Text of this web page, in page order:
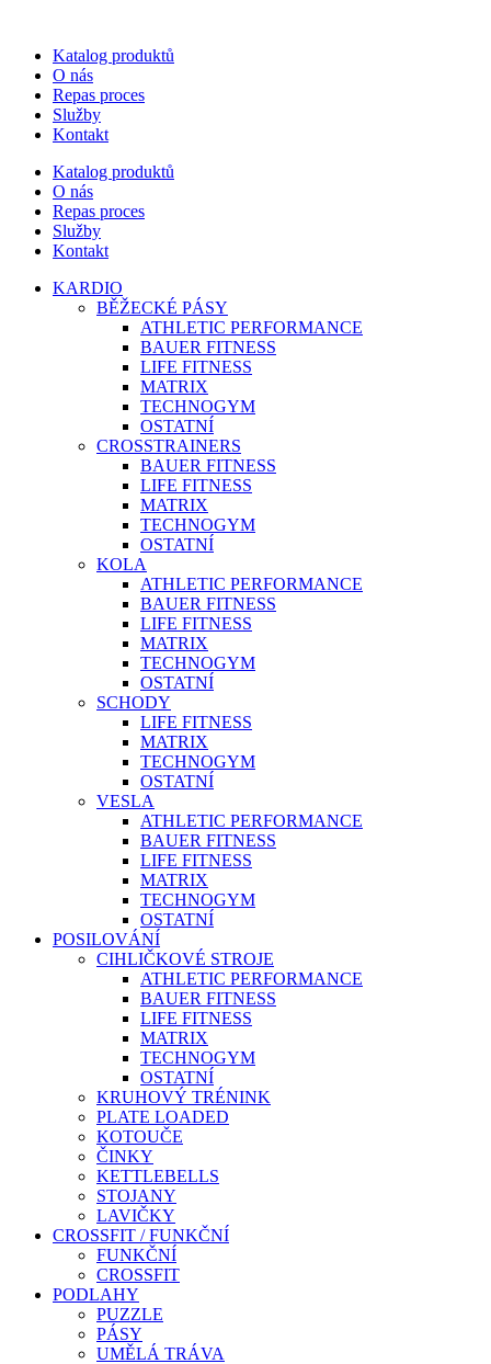
Katalog produktů
O nás
Repas proces
Služby
Kontakt
Katalog produktů
O nás
Repas proces
Služby
Kontakt
KARDIO
BĚŽECKÉ PÁSY
ATHLETIC PERFORMANCE
BAUER FITNESS
LIFE FITNESS
MATRIX
TECHNOGYM
OSTATNÍ
CROSSTRAINERS
BAUER FITNESS
LIFE FITNESS
MATRIX
TECHNOGYM
OSTATNÍ
KOLA
ATHLETIC PERFORMANCE
BAUER FITNESS
LIFE FITNESS
MATRIX
TECHNOGYM
OSTATNÍ
SCHODY
LIFE FITNESS
MATRIX
TECHNOGYM
OSTATNÍ
VESLA
ATHLETIC PERFORMANCE
BAUER FITNESS
LIFE FITNESS
MATRIX
TECHNOGYM
OSTATNÍ
POSILOVÁNÍ
CIHLIČKOVÉ STROJE
ATHLETIC PERFORMANCE
BAUER FITNESS
LIFE FITNESS
MATRIX
TECHNOGYM
OSTATNÍ
KRUHOVÝ TRÉNINK
PLATE LOADED
KOTOUČE
ČINKY
KETTLEBELLS
STOJANY
LAVIČKY
CROSSFIT / FUNKČNÍ
FUNKČNÍ
CROSSFIT
PODLAHY
PUZZLE
PÁSY
UMĚLÁ TRÁVA